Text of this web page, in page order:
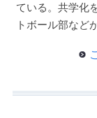
ている。共学化
トボール部など